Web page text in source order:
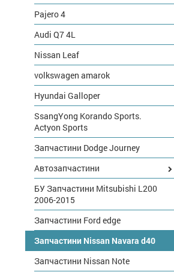
Pajero 4
Audi Q7 4L
Nissan Leaf
volkswagen amarok
Hyundai Galloper
SsangYong Korando Sports.
Actyon Sports
Запчастини Dodge Journey
Автозапчастини
БУ Запчастини Mitsubishi L200
2006-2015
Запчастини Ford edge
Запчастини Nissan Navara d40
Запчастини Nissan Note